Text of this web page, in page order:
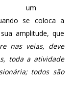
um
se coloca a
amplitude, que
nas veias, deve
toda a atividade
todos são